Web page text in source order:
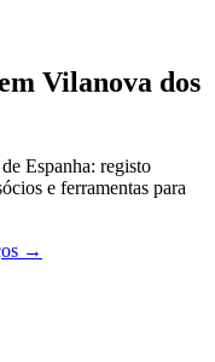
Vilanova dos
Espanha: registo
e ferramentas para
→